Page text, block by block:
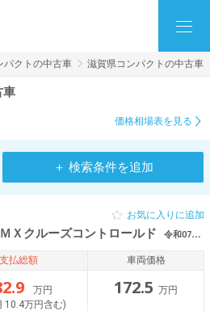
パクトの中古車 滋賀県コンパクトの中古車
車
価格相場表を見る
＋ 検索条件を追加
クルーズコントロールド 令和07年（2025年） 1.1万km 滋賀県栗東市
お気に入りに追加
支払総額
万円
10.4万円含む)
車両価格
172.5 万円